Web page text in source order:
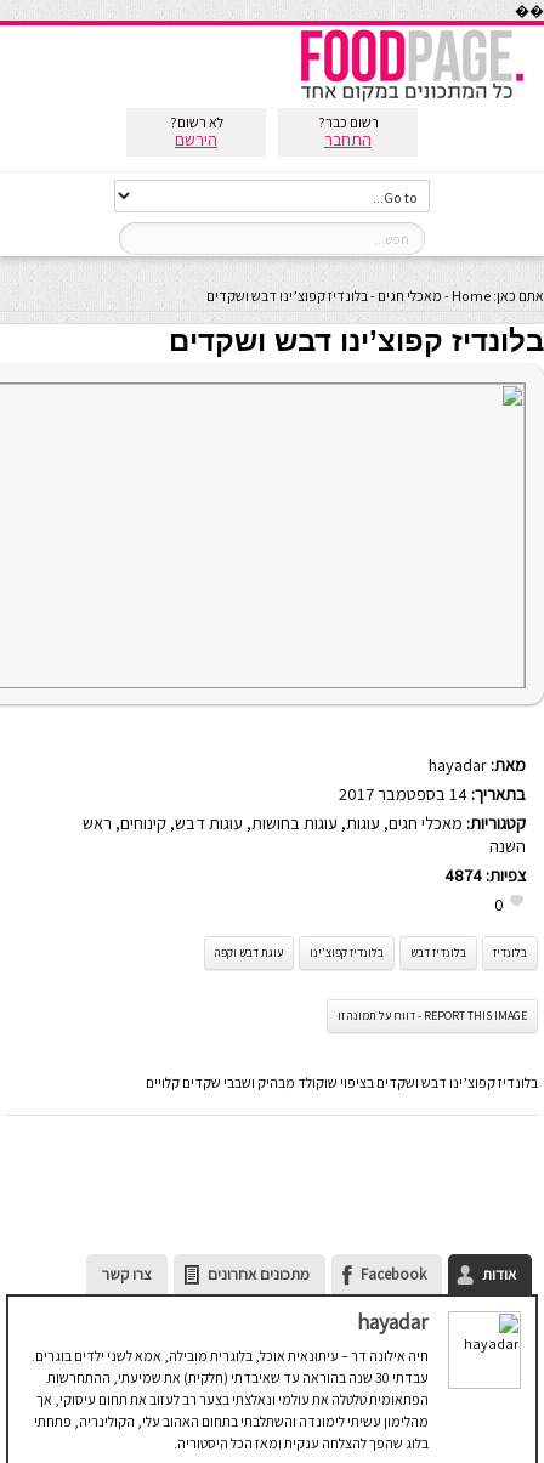
��
רשום כבר?
התחבר
לא רשום?
הירשם
אתם כאן: Home
- מאכלי חגים -בלונדיז קפוצ’ינו דבש ושקדים
בלונדיז קפוצ’ינו דבש ושקדים
מאת: hayadar
בתאריך:
קטגוריות: מאכלי חגים, עוגות, עוגות בחושות, עוגות דבש, קינוחים, ראש
השנה
צפיות: 4874
0
בלונדיז בלונדיז דבש בלונדיז קפוצ'ינו עוגת דבש וקפה
REPORT THIS IMAGE - דווח על תמונה זו
בלונדיז קפוצ’ינו דבש ושקדים בציפוי שוקולד מבהיק ושבבי שקדים קלויים
אודות Facebook מתכונים אחרונים צרו קשר
hayadar
חיה אילונה דר – עיתונאית אוכל, בלוגרית מובילה, אמא לשני ילדים בוגרים.
עבדתי 30 שנה בהוראה עד שאיבדתי (חלקית) את שמיעתי, ההתחרשות
הפתאומית טלטלה את עולמי ונאלצתי בצער רב לעזוב את תחום עיסוקי, אך
מהלימון עשיתי לימונדה והשתלבתי בתחום האהוב עלי, הקולינריה, פתחתי
בלוג שהפך להצלחה ענקית ומאז הכל היסטוריה.